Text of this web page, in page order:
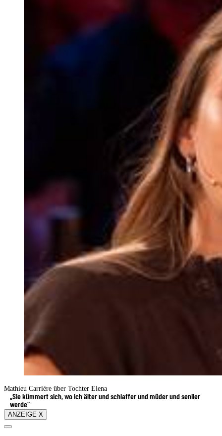
Mathieu Carrière über Tochter Elena
„Sie kümmert sich, wo ich älter und schlaffer und müder und seniler
werde“
ANZEIGE X